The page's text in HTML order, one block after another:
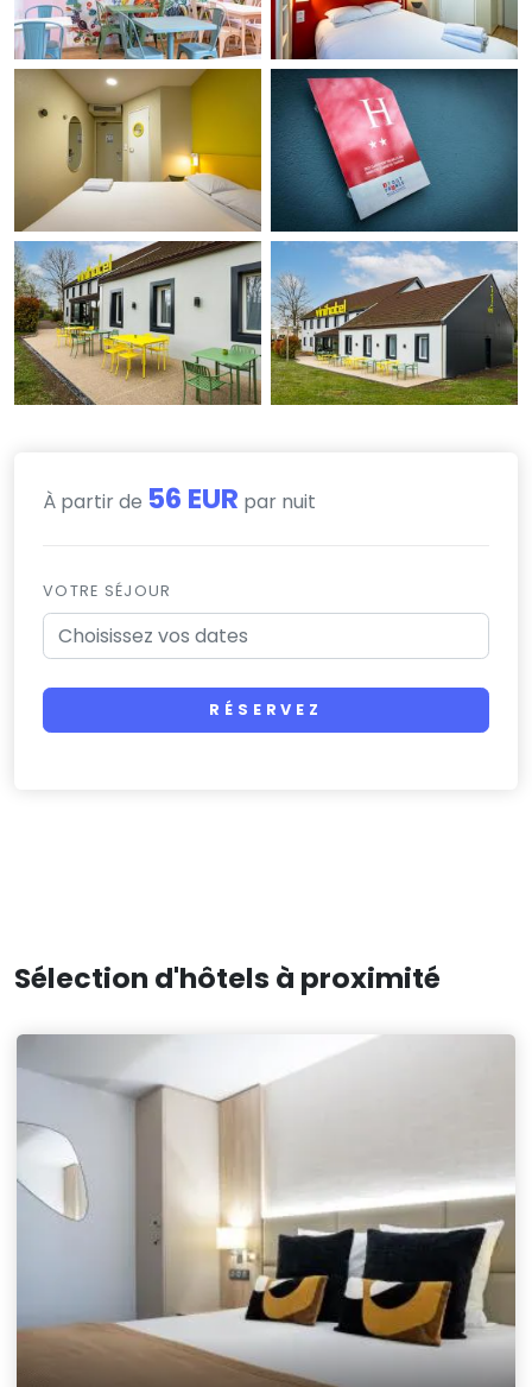
À partir de 56 EUR par nuit
VOTRE SÉJOUR
RÉSERVEZ
Sélection d'hôtels à proximité